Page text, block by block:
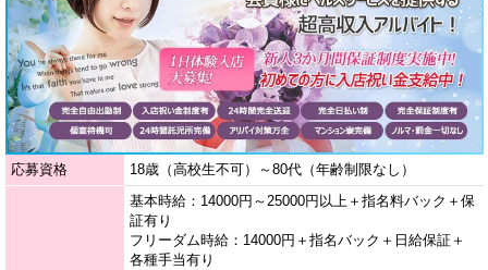
応募資格 18歳（高校生不可）～80代（年齢制限なし）
基本時給：14000円～25000円以上＋指名料バック＋保
証有り
フリーダム時給：14000円＋指名バック＋日給保証＋
各種手当有り